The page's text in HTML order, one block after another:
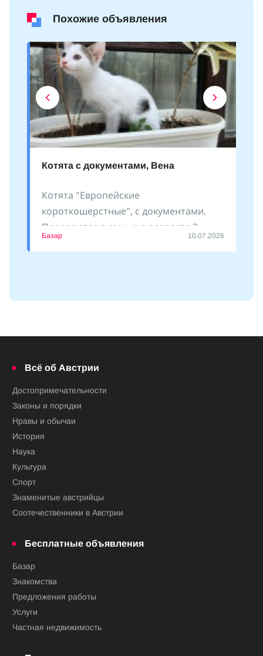
Похожие объявления
Котята с документами, Вена
Котята "Европейские
короткошерстные", с документами.
Передаются в семью в возрасте 3
месяцев. Есть девочки и
Базар 10.07.2026
Всё об Австрии
Достопримечательности
Законы и порядки
Нравы и обычаи
История
Наука
Культура
Спорт
Знаменитые австрийцы
Соотечественники в Австрии
Бесплатные объявления
Базар
Знакомства
Предложения работы
Услуги
Частная недвижимость